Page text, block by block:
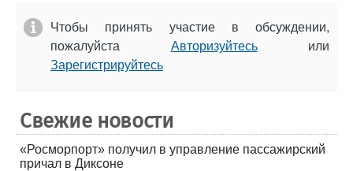
Чтобы принять участие в обсуждении,
пожалуйста Авторизуйтесьили
Зарегистрируйтесь
Свежие новости
«Росморпорт» получил в управление пассажирский
причал в Диксоне